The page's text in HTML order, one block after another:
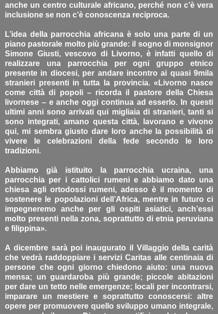
anche un centro culturale africano, perché non c’è vera
inclusione se non c’è conoscenza reciproca.
L’idea della parrocchia africana è solo una parte di un
piano pastorale molto più grande: il sogno di monsignor
Simone Giusti, vescovo di Livorno, è infatti quello di
realizzare una parrocchia per ogni gruppo etnico
presente in diocesi, per andare incontro ai quasi 9mila
stranieri presenti in tutta la provincia. «Livorno nasce
come città di popoli – ricorda il pastore della Chiesa
livornese – e anche oggi continua ad esserlo. In questi
ultimi anni sono arrivati qui migliaia di stranieri, tanti si
sono integrati, amano questa città, lavorano e vivono
qui, mi sembra giusto dare loro anche la possibilità di
vivere le celebrazioni della fede secondo le loro
tradizioni.
Abbiamo già istituito la parrocchia ucraina, una
parrocchia per i cattolici rumeni e abbiamo dato una
chiesa agli ortodossi rumeni, adesso è il momento di
sostenere le popolazioni dell’Africa, mentre in futuro ci
impegneremo anche per gli ospiti asiatici, anch’essi
molto presenti nella zona, soprattutto di etnia peruviana
e filippina».
A dicembre sarà poi inaugurato il Villaggio della carità
che vedrà raddoppiare i servizi Caritas alle centinaia di
persone che ogni giorno chiedono aiuto: una nuova
mensa; un guardaroba più grande; piccole abitazioni
per dare un tetto nelle emergenze; locali per incontrarsi,
imparare un mestiere e soprattutto conoscersi: altre
opere per promuovere quello sviluppo umano integrale,